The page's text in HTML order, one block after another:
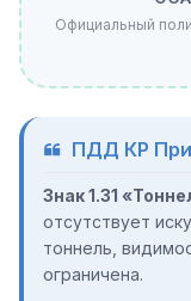
Официальный
ПДД КР
Знак 1.31
отсутствует
тоннель,
ограничена.